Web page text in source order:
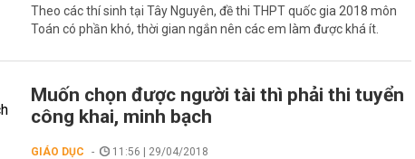
Theo các thí sinh tại Tây Nguyên, đề thi THPT quốc gia 2018 môn
Toán có phần khó, thời gian ngắn nên các em làm được khá ít.
Muốn chọn được người tài thì phải thi tuyển
công khai, minh bạch
GIÁO DỤC 11:56 | 29/04/2018